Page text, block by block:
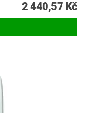
2 440,57 Kč